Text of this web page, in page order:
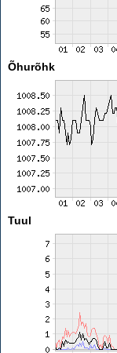
Õhurõhk
Tuul